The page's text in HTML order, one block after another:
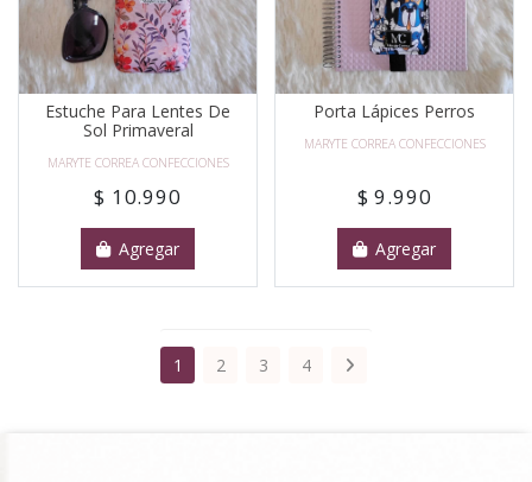
Estuche Para Lentes De
Sol Primaveral
MARYTE CORREA CONFECCIONES
$ 10.990
Agregar
Porta Lápices Perros
MARYTE CORREA CONFECCIONES
$ 9.990
Agregar
1 2 3 4